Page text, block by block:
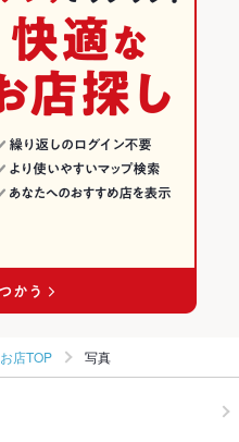
お店TOP 写真